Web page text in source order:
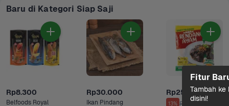
Baru di Kategori Siap Saji
Rp8.300
Belfoods Royal
Rp30.000
Ikan Pindang
Rp25.000
13% Rp29.000
Fitur
Tambah ke
disini!